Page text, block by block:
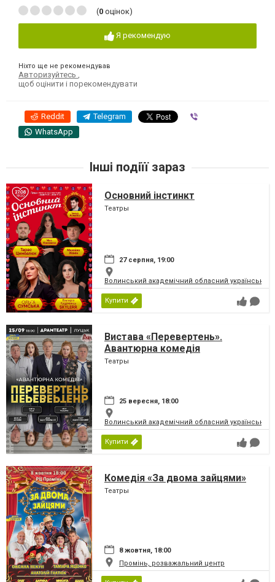
(0 оцінок)
Я рекомендую
Ніхто ще не рекомендував
Авторизуйтесь
щоб оцінити і порекомендувати
Reddit Telegram
WhatsApp
Інші подіїї зараз
Основний інстинкт
Театры
27 серпня, 19:00
Волинський академічний обласний
Купити
Вистава «Перевертень».
Авантюрна комедія
Театры
25 вересня, 18:00
Волинський академічний обласний
Купити
Комедія «За двома зайцями»
Театры
8 жовтня, 18:00
Промінь, розважальний центр